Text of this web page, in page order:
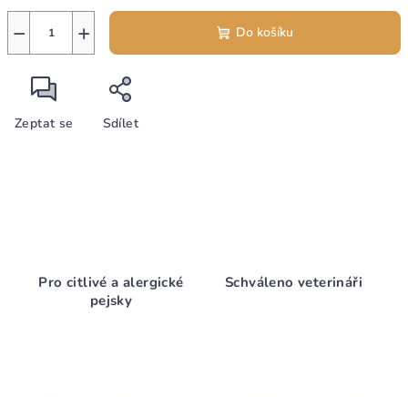
+
− Do košíku
Zeptat se Sdílet
Pro citlivé a alergické
pejsky
Schváleno veterináři